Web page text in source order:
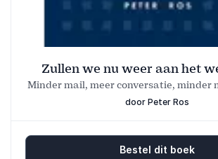
Zullen we nu weer aan het
Minder mail, meer conversatie, minder
verbinding, minder managers
door Peter Ros
Bestel dit boek